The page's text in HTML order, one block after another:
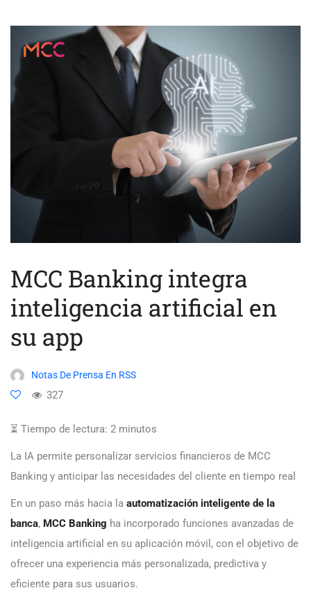
MCC Banking integra
inteligencia artificial en
su app
Notas De Prensa En RSS
327
⏳ Tiempo de lectura: 2 minutos
La IA permite personalizar servicios financieros de MCC
Banking y anticipar las necesidades del cliente en tiempo real
En un paso más hacia la automatización inteligente de la
banca, MCC Banking ha incorporado funciones avanzadas de
inteligencia artificial en su aplicación móvil, con el objetivo de
ofrecer una experiencia más personalizada, predictiva y
eficiente para sus usuarios.